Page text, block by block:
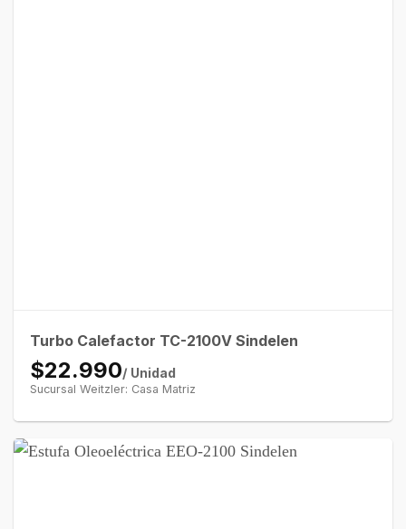
Turbo Calefactor TC-2100V Sindelen
$22.990/ Unidad
Sucursal Weitzler: Casa Matriz